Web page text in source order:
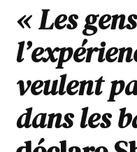
« Les
veulent
dans les